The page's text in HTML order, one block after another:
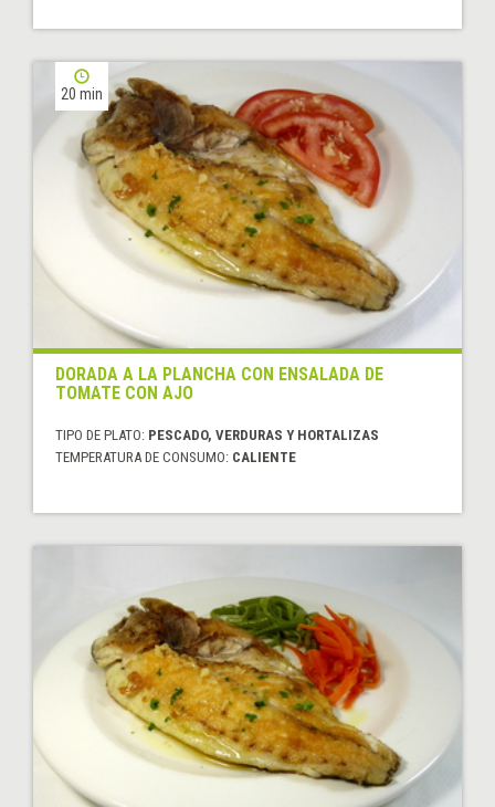
20 min
DORADA A LA PLANCHA CON ENSALADA DE
TOMATE CON AJO
TIPO DE PLATO: PESCADO, VERDURAS Y HORTALIZAS
TEMPERATURA DE CONSUMO: CALIENTE